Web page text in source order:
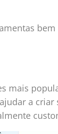
mais
a